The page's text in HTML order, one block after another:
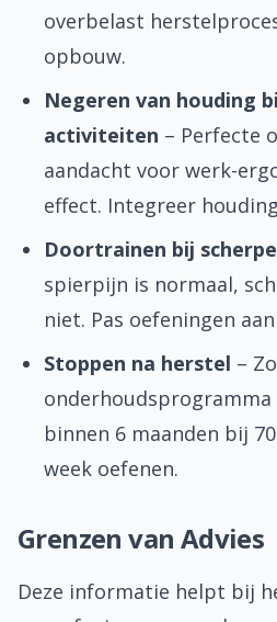
overbelast
opbouw.
Negeren van houding
activiteiten – Perfecte
aandacht voor werk-
effect. Integreer
Doortrainen bij
spierpijn is normaal,
niet. Pas oefeningen
Stoppen na herstel –
binnen 6 maanden bij
week oefenen.
Grenzen van Advies
Deze informatie helpt bij